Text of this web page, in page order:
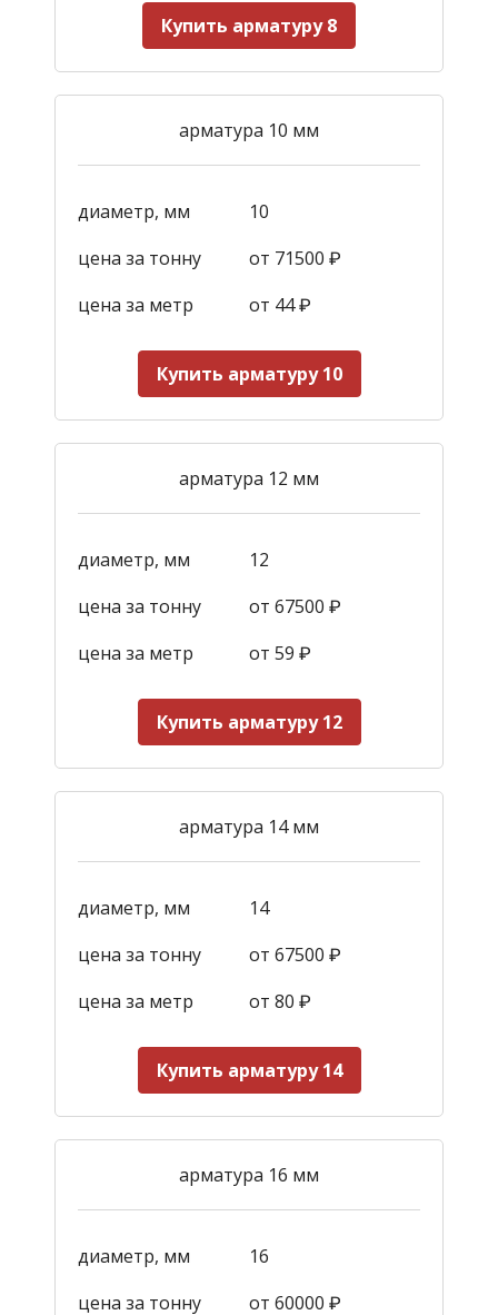
Купить арматуру 8
арматура 10 мм
диаметр, мм
10
цена за тонну
от 71500 ₽
цена за метр
от 44₽
Купить арматуру 10
арматура 12 мм
диаметр, мм
12
цена за тонну
от 67500 ₽
цена за метр
от 59 ₽
Купить арматуру 12
арматура 14 мм
диаметр, мм
14
цена за тонну
от 67500 ₽
цена за метр
от 80 ₽
Купить арматуру 14
арматура 16 мм
диаметр, мм
16
цена за тонну
от 60000 ₽